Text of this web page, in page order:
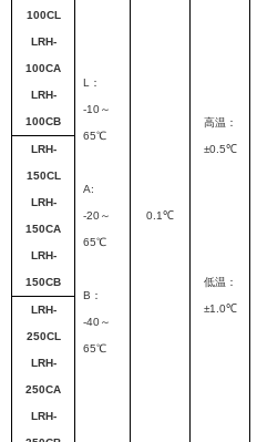
100CL
LRH-
100CA
LRH-
100CB
L ：
-10～
65℃
A:
-20～
65℃
B ：
-40～
65℃
0.1℃
高温：
±0.5℃
低温：
±1.0℃
LRH-
150CL
LRH-
150CA
LRH-
150CB
LRH-
250CL
LRH-
250CA
LRH-